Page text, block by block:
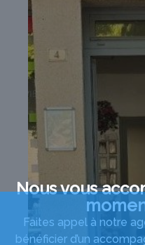
Nous vous
Faites appel à notre
bénéficier d’un